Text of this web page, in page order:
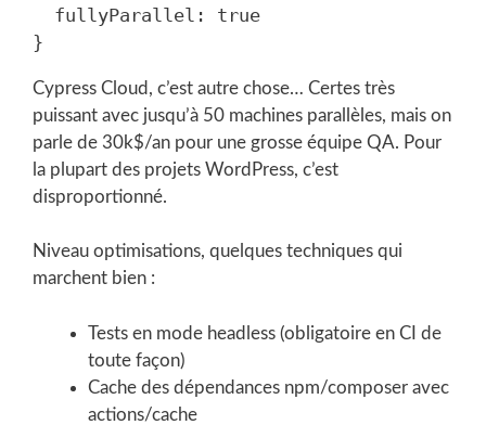
Cypress Cloud, c’est autre chose… Certes très
puissant avec jusqu’à 50 machines parallèles, mais on
parle de 30k$/an pour une grosse équipe QA. Pour
la plupart des projets WordPress, c’est
disproportionné.
Niveau optimisations, quelques techniques qui
marchent bien :
Tests en mode headless (obligatoire en CI de
toute façon)
Cache des dépendances npm/composer avec
actions/cache